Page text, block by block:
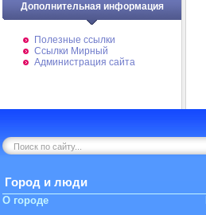
Дополнительная информация
Полезные ссылки
Ссылки Мирный
Администрация сайта
Город и люди
О городе